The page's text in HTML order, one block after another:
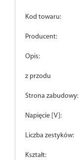
Kod towaru:
Producent:
Opis:
z przodu
Strona zabudowy:
Napięcie [V]:
Liczba zestyków:
Kształt: